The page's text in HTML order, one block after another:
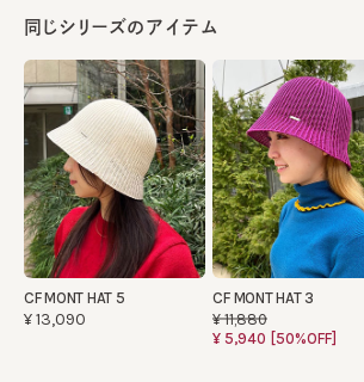
同じシリーズのアイテム
CF MONT HAT 5
¥13,090
CF MONT HAT 3
¥11,880
¥5,940 [50%OFF]